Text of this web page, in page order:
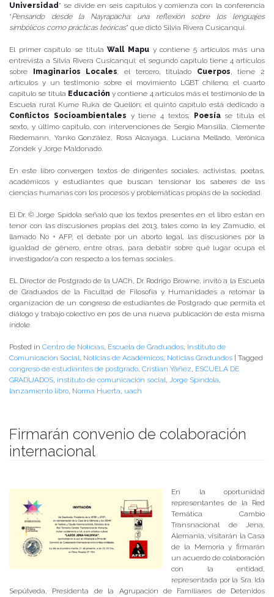
Universidad ” se divide en seis capítulos y comienza con la conferencia
“Pensando desde la Nayrapacha: una reflexión sobre los lenguajes
simbólicos como prácticas teóricas” que dictó Silvia Rivera Cusicanqui.
El primer capítulo se titulaWall Mapu y contiene 5 artículos más una
entrevista a Silvia Rivera Cusicanqui; el segundo capítulo tiene 4 artículos
sobre
Imaginarios Locales; el tercero, titulado Cuerpos, tiene 2
artículos y un testimonio sobre el movimiento LGBT chileno; el cuarto
capítulo se titula Educación y contiene 4 artículos más el testimonio de la
Escuela rural Kume Ruka de Quellón; el quinto capítulo está dedicado a
Conflictos Socioambientales y tiene 4 textos; Poesíase titula el
sexto, y último capítulo, con intervenciones de Sergio Mansilla, Clemente
Riedemann, Yanko González, Rosa Alcayaga, Luciana Mellado, Verónica
Zondek y Jorge Maldonado.
En este libro convergen textos de dirigentes sociales, activistas, poetas,
académicos y estudiantes que buscan tensionar los saberes de las
ciencias humanas con los procesos y problemáticas propias de la sociedad.
El Dr. © Jorge Spídola señaló que los textos presentes en el libro están en
tenor con las discusiones propias del 2013, tales como la ley Zamudio, el
llamado No + AFP, el debate por un aborto legal, las discusiones por la
igualdad de género, entre otras, para debatir sobre qué lugar ocupa el
investigador/a con respecto a los temas sociales.
EL Director de Postgrado de la UACh, Dr. Rodrigo Browne, invitó a la Escuela
de Graduados de la Facultad de Filosofía y Humanidades a retomar la
organización de un congreso de estudiantes de Postgrado que permita el
diálogo y trabajo colectivo en pos de una nueva publicación de esta misma
índole.
Posted in Centro de Noticias, Escuela de Graduados, Instituto de
Comunicación Social, Noticias de Académicos, Noticias Graduados
Tagged
congreso de estudiantes de postgrado, Cristian Yáñez, ESCUELA DE
GRADUADOS, instituto de comunicación social, Jorge Spíndola,
lanzamiento libro, Norma Huerta, uach
Firmarán convenio de colaboración
internacional
En la oportunidad
representantes de la Red
Temática Cambio
Transnacional de Jena,
Alemania, visitarán la Casa
de la Memoria y firmarán
un acuerdo de colaboración
con la entidad,
representada por la Sra. Ida
Sepúlveda, Presidenta de la Agrupación de Familiares de Detenidos